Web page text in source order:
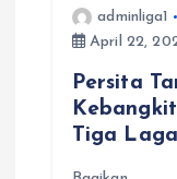
adminliga1
April 22,
Persita
Tiga